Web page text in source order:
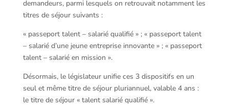
demandeurs, parmi lesquels on retrouvait notamment les
titres de séjour suivants :
« passeport talent – salarié qualifié » ; « passeport talent
– salarié d’une jeune entreprise innovante » ; « passeport
talent – salarié en mission ».
Désormais, le législateur unifie ces 3 dispositifs en un
seul et même titre de séjour pluriannuel, valable 4 ans :
le titre de séjour « talent salarié qualifié ».